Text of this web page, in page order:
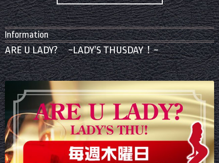
Information
ARE U LADY? ~LADY’S THUSDAY！~